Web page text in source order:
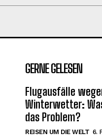
GERNE GELESEN
Flugausfälle
Winterwetter:
das Problem?
REISEN UM DIE WELT 6.